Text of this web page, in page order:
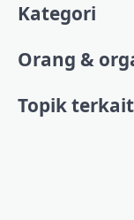
konten
yang
ditandai:
Kategori
Orang &
Topik terkait